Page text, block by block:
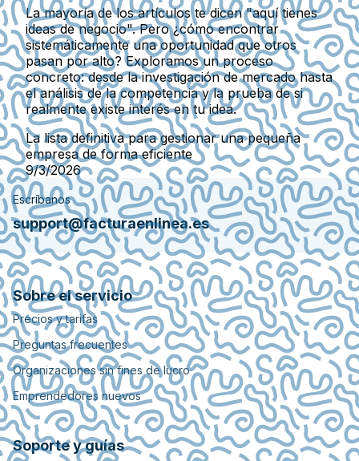
La mayoría de los artículos te dicen "aquí tienes
ideas de negocio". Pero ¿cómo encontrar
sistemáticamente una oportunidad que otros
pasan por alto? Exploramos un proceso
concreto: desde la investigación de mercado hasta
el análisis de la competencia y la prueba de si
realmente existe interés en tu idea.
La lista definitiva para gestionar una pequeña
empresa de forma eficiente
9/3/2026
Escríbanos
support@facturaenlinea.es
Sobre el servicio
Precios y tarifas
Preguntas frecuentes
Organizaciones sin fines de lucro
Emprendedores nuevos
Soporte y guías